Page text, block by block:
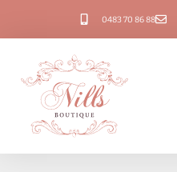
0483 70 86 88